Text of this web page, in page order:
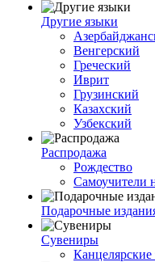
Другие языки
Венгерский
Греческий
Иврит
Грузинский
Казахский
Узбекский
Распродажа
Рождество
Самоучители
Подарочные
Сувениры